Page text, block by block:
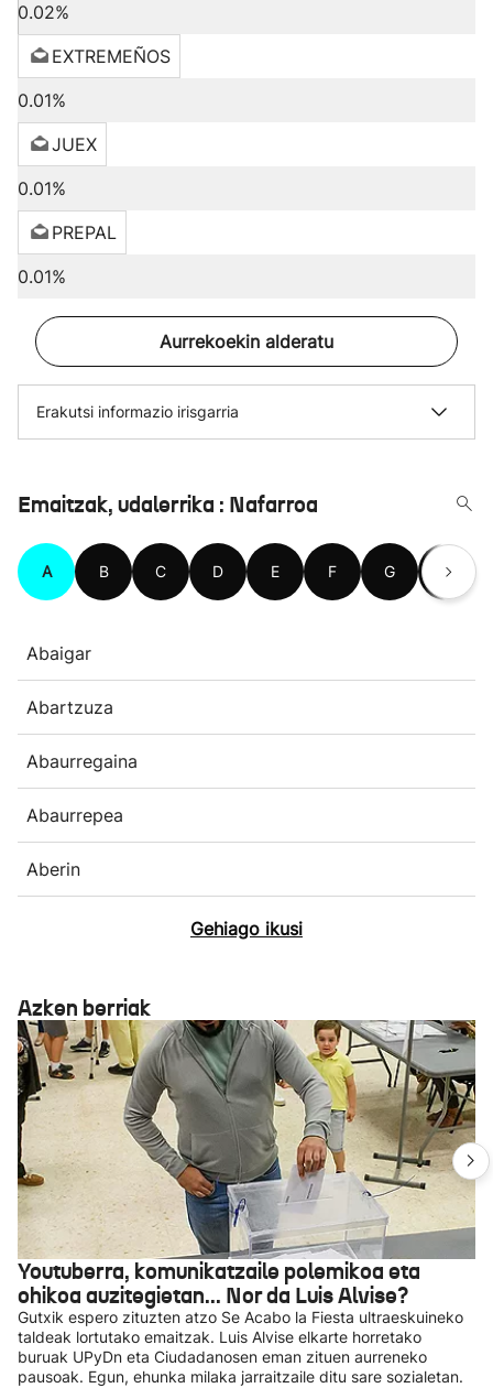
0.02%
EXTREMEÑOS
0.01%
JUEX
0.01%
PREPAL
0.01%
Aurrekoekin alderatu
Erakutsi informazio irisgarria
Emaitzak, udalerrika : Nafarroa
A B C D E F G H
Abaigar
Abartzuza
Abaurregaina
Abaurrepea
Aberin
Gehiago ikusi
Azken berriak
Youtuberra, komunikatzaile polemikoa eta
ohikoa auzitegietan... Nor da Luis Alvise?
Gutxik espero zituzten atzo Se Acabo la Fiesta ultraeskuineko
taldeak lortutako emaitzak. Luis Alvise elkarte horretako
buruak UPyDn eta Ciudadanosen eman zituen aurreneko
pausoak. Egun, ehunka milaka jarraitzaile ditu sare sozialetan.